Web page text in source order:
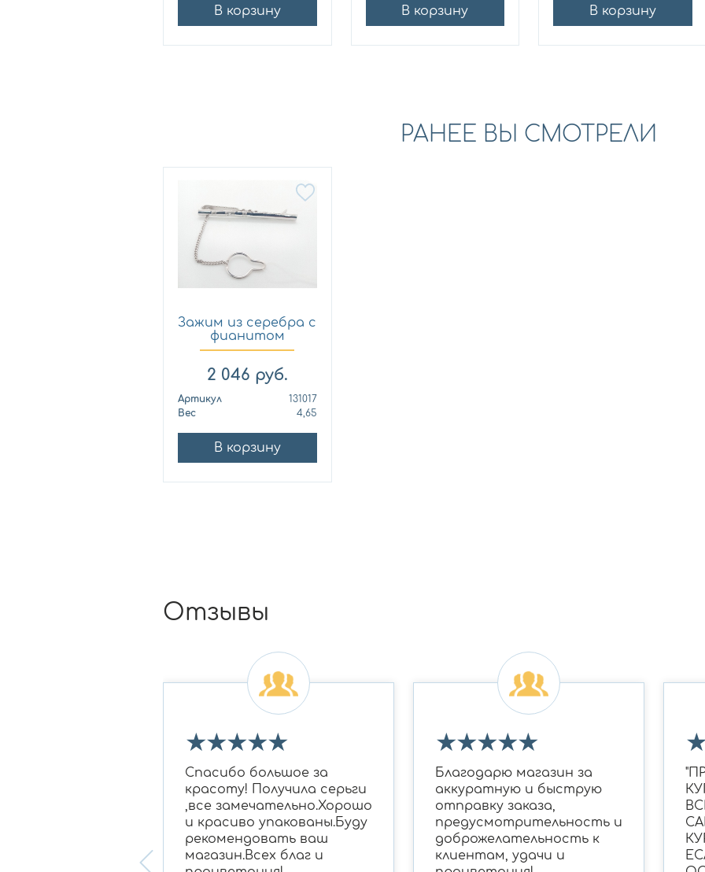
В корзину В корзину В корзину
РАНЕЕ ВЫ СМОТРЕЛИ
Зажим из серебра с
фианитом
SILVERMEN...
2 046 руб.
Артикул
131017
Вес
4,65
В корзину
Отзывы
★★★★★
Спасибо большое за
красоту! Получила серьги
,все замечательно.Хорошо
и красиво упакованы.Буду
рекомендовать ваш
магазин.Всех благ и
★★★★★
Благодарю магазин за
аккуратную и быструю
отправку заказа,
предусмотрительность и
доброжелательность к
клиентам, удачи и